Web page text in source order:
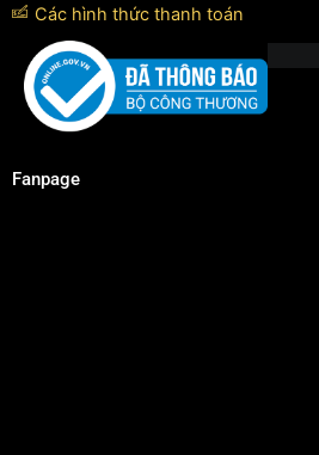
Các hình thức thanh toán
Fanpage